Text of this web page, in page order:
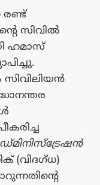
രണ്ട്
സിവിൽ
ഹമാസ്
(വിദഗ്‌ധ)